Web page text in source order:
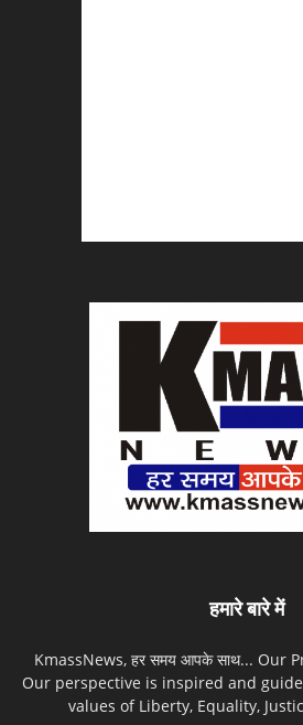
हमारे बारे में
KmassNews, हर समय आपके साथ... Our
Our perspective is inspired and
values of Liberty, Equality,